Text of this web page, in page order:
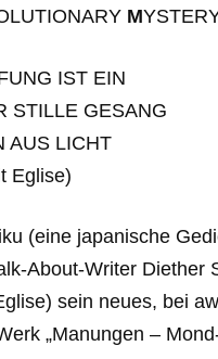
M
IST EIN
STILLE GESANG
LICHT
(eine japanische
About-Writer Diether
sein neues, bei
„Manungen –